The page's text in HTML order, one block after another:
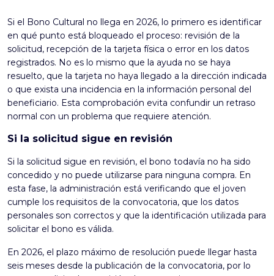
Si el Bono Cultural no llega en 2026, lo primero es identificar
en qué punto está bloqueado el proceso: revisión de la
solicitud, recepción de la tarjeta física o error en los datos
registrados. No es lo mismo que la ayuda no se haya
resuelto, que la tarjeta no haya llegado a la dirección indicada
o que exista una incidencia en la información personal del
beneficiario. Esta comprobación evita confundir un retraso
normal con un problema que requiere atención.
Si la solicitud sigue en revisión
Si la solicitud sigue en revisión, el bono todavía no ha sido
concedido y no puede utilizarse para ninguna compra. En
esta fase, la administración está verificando que el joven
cumple los requisitos de la convocatoria, que los datos
personales son correctos y que la identificación utilizada para
solicitar el bono es válida.
En 2026, el plazo máximo de resolución puede llegar hasta
seis meses desde la publicación de la convocatoria, por lo